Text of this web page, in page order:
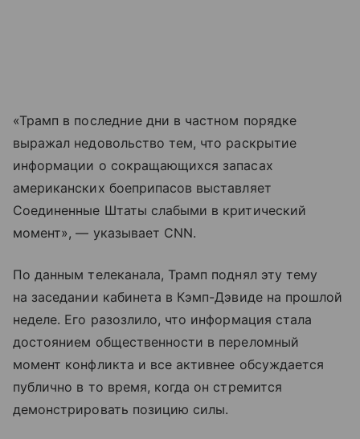
«Трамп в последние дни в частном порядке
выражал недовольство тем, что раскрытие
информации о сокращающихся запасах
американских боеприпасов выставляет
Соединенные Штаты слабыми в критический
момент», — указывает CNN.
По данным телеканала, Трамп поднял эту тему
на заседании кабинета в Кэмп-Дэвиде на прошлой
неделе. Его разозлило, что информация стала
достоянием общественности в переломный
момент конфликта и все активнее обсуждается
публично в то время, когда он стремится
демонстрировать позицию силы.